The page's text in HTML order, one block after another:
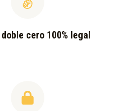
cero 100% legal